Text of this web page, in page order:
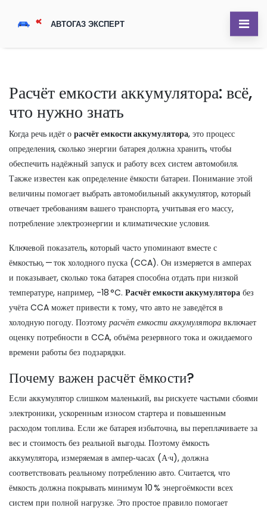
Расчёт емкости аккумулятора: всё,
что нужно знать
Когда речь идёт о расчёт емкости аккумулятора, это процесс
определения, сколько энергии батарея должна хранить, чтобы
обеспечить надёжный запуск и работу всех систем автомобиля.
Также известен как определение ёмкости батареи. Понимание этой
величины помогает выбрать автомобильный аккумулятор, который
отвечает требованиям вашего транспорта, учитывая его массу,
потребление электроэнергии и климатические условия.
Ключевой показатель, который часто упоминают вместе с
ёмкостью, —ток холодного пуска (CCA). Он измеряется в амперах
и показывает, сколько тока батарея способна отдать при низкой
температуре, например, -18 °C. Расчёт емкости аккумулятора без
учёта CCA может привести к тому, что авто не заведётся в
холодную погоду. Поэтому расчёт емкости аккумулятора включает
оценку потребности в CCA, объёма резервного тока и ожидаемого
времени работы без подзарядки.
Почему важен расчёт ёмкости?
Если аккумулятор слишком маленький, вы рискуете частыми сбоями
электроники, ускоренным износом стартера и повышенным
расходом топлива. Если же батарея избыточна, вы переплачиваете за
вес и стоимость без реальной выгоды. Поэтому ёмкость
аккумулятора, измеряемая в ампер‑часах (А·ч), должна
соответствовать реальному потреблению авто. Считается, что
ёмкость должна покрывать минимум 10 % энергоёмкости всех
систем при полной нагрузке. Это простое правило помогает